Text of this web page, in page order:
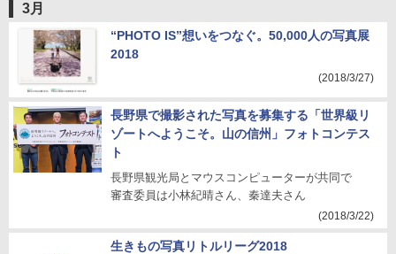
3月
“PHOTO IS”想いをつなぐ。50,000人の写真展
2018
(2018/3/27)
長野県で撮影された写真を募集する「世界級リ
ゾートへようこそ。山の信州」フォトコンテス
ト
長野県観光局とマウスコンピューターが共同で
審査委員は小林紀晴さん、秦達夫さん
(2018/3/22)
生きもの写真リトルリーグ2018